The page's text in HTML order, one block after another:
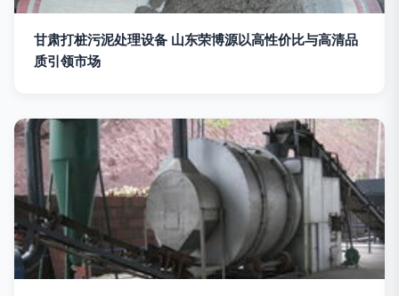
甘肃打桩污泥处理设备 山东荣博源以高性价比与高清品
质引领市场